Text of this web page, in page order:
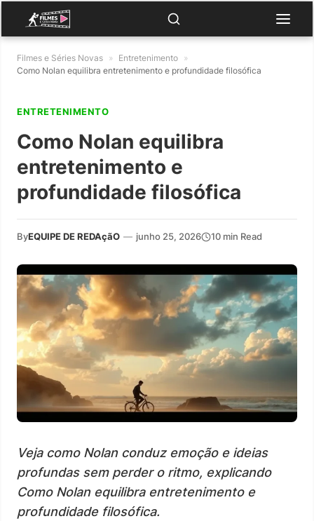
Filmes e Séries Novas » Entretenimento »
Como Nolan equilibra entretenimento e profundidade filosófica
ENTRETENIMENTO
Como Nolan equilibra
entretenimento e
profundidade filosófica
ByEQUIPE DE REDAçãO — junho 25, 2026 10 min Read
Veja como Nolan conduz emoção e ideias
profundas sem perder o ritmo, explicando
Como Nolan equilibra entretenimento e
profundidade filosófica.